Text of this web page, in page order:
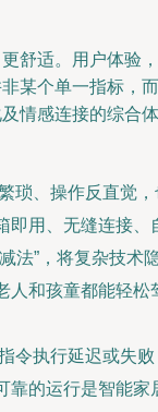
舒适。用户体验，
某个单一指标，而
情感连接的综合体
琐、操作反直觉，
即用、无缝连接、
法”，将复杂技术
人和孩童都能轻松
令执行延迟或失败
靠的运行是智能家